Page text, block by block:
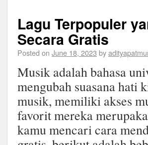
Lagu Terpopuler
Secara Gratis
Posted on June 18, 2023 by
Musik adalah bahasa
mengubah suasana hati
musik, memiliki akses
favorit mereka
kamu mencari cara